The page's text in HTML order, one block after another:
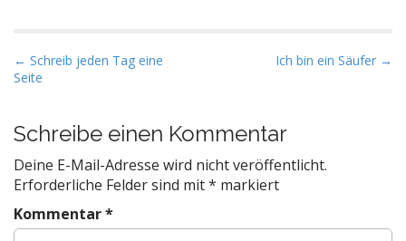
P
o
t
n
a
v
i
← Schreib jeden Tag eine
Seite
Ich bin ein Säufer →
Schreibe einen Kommentar
Deine E-Mail-Adresse wird nicht veröffentlicht.
Erforderliche Felder sind mit* markiert
Kommentar*